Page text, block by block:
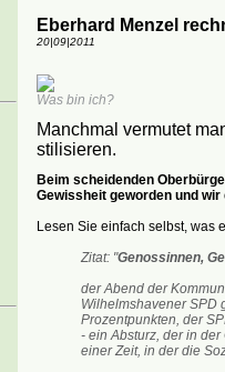
Eberhard Menzel
20|09|2011
Was bin ich?
Manchmal vermutet
stilisieren.
Beim scheidenden
Gewissheit geworden und
Lesen Sie einfach selbst, was
Zitat: "Genossinnen,
der Abend der
Wilhelmshavener SPD
Prozentpunkten, der
- ein Absturz, der in
einer Zeit, in der die